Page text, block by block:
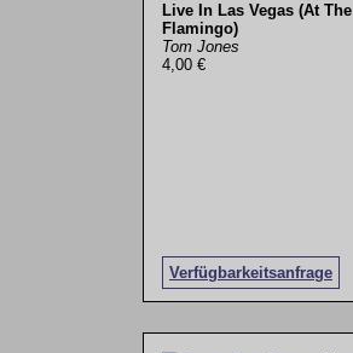
Live In Las Vegas (At The
Flamingo)
Tom Jones
4,00 €
Verfügbarkeitsanfrage